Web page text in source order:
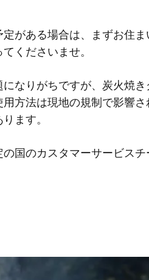
がある場合は、まずお住
くださいませ。
なりがちですが、炭火焼
方法は現地の規制で影響
ます。
国のカスタマーサービスチ